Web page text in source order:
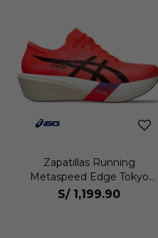
Zapatillas Running
Metaspeed Edge Tokyo
Unisex
S/ 1,199.90